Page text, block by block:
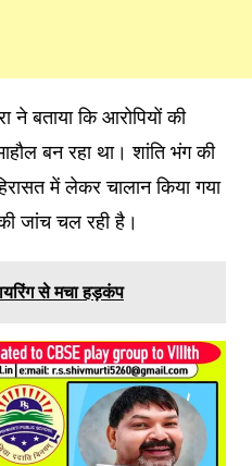
ने बताया कि आरोपियों की
बन रहा था। शांति भंग की
में लेकर चालान किया गया
जांच चल रही है।
से मचा हड़कंप